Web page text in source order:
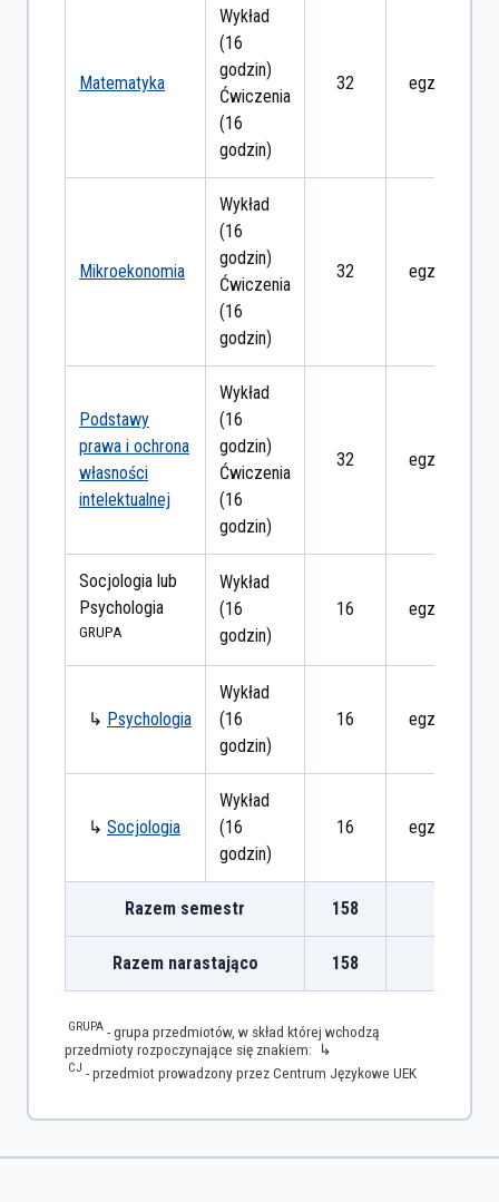
Matematyka
Wykład
(16
godzin)
Ćwiczenia
(16
godzin)
32 egzamin
Mikroekonomia
Wykład
(16
godzin)
Ćwiczenia
(16
godzin)
32 egzamin
Podstawy
prawa i ochrona
własności
intelektualnej
Wykład
(16
godzin)
Ćwiczenia
(16
godzin)
32 egzamin
Socjologia lub
Psychologia
GRUPA
Wykład
(16
godzin)
16 egzamin
↳ Psychologia
Wykład
(16
godzin)
16 egzamin
↳ Socjologia
Wykład
(16
godzin)
16 egzamin
Razem semestr 158
Razem narastająco 158
GRUPA - grupa przedmiotów, w skład której wchodzą
przedmioty rozpoczynające się znakiem: ↳
CJ - przedmiot prowadzony przez Centrum Językowe UEK